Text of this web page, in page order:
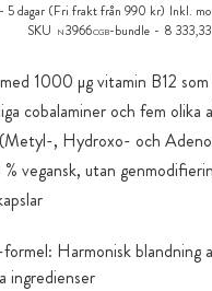
1000 µg vitamin B12
cobalaminer och fem olika
, Hydroxo- och
vegansk, utan
Harmonisk blandning
ingredienser
5 dagar (Fri frakt från 990 kr) Inkl.
SKU
N3966CGB-bundle 8